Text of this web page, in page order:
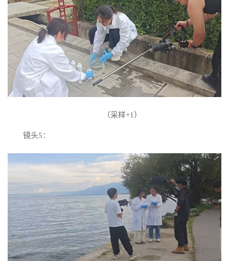
（采样+1）
镜头5：